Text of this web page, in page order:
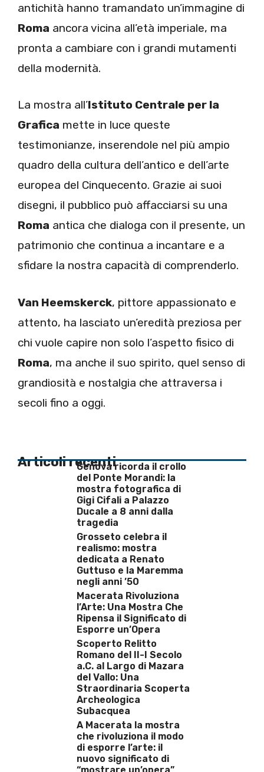
antichità hanno tramandato un’immagine di
Roma ancora vicina all’età imperiale, ma
pronta a cambiare con i grandi mutamenti
della modernità.
La mostra all’Istituto Centrale per la
Grafica mette in luce queste
testimonianze, inserendole nel più ampio
quadro della cultura dell’antico e dell’arte
europea del Cinquecento. Grazie ai suoi
disegni, il pubblico può affacciarsi su una
Roma antica che dialoga con il presente, un
patrimonio che continua a incantare e a
sfidare la nostra capacità di comprenderlo.
Van Heemskerck, pittore appassionato e
attento, ha lasciato un’eredità preziosa per
chi vuole capire non solo l’aspetto fisico di
Roma, ma anche il suo spirito, quel senso di
grandiosità e nostalgia che attraversa i
secoli fino a oggi.
Articoli recentiGenova ricorda il crollo
del Ponte Morandi: la
mostra fotografica di
Gigi Cifali a Palazzo
Ducale a 8 anni dalla
tragedia
Grosseto celebra il
realismo: mostra
dedicata a Renato
Guttuso e la Maremma
negli anni ’50
Macerata Rivoluziona
l’Arte: Una Mostra Che
Ripensa il Significato di
Esporre un’Opera
Scoperto Relitto
Romano del II-I Secolo
a.C. al Largo di Mazara
del Vallo: Una
Straordinaria Scoperta
Archeologica
Subacquea
A Macerata la mostra
che rivoluziona il modo
di esporre l’arte: il
nuovo significato di